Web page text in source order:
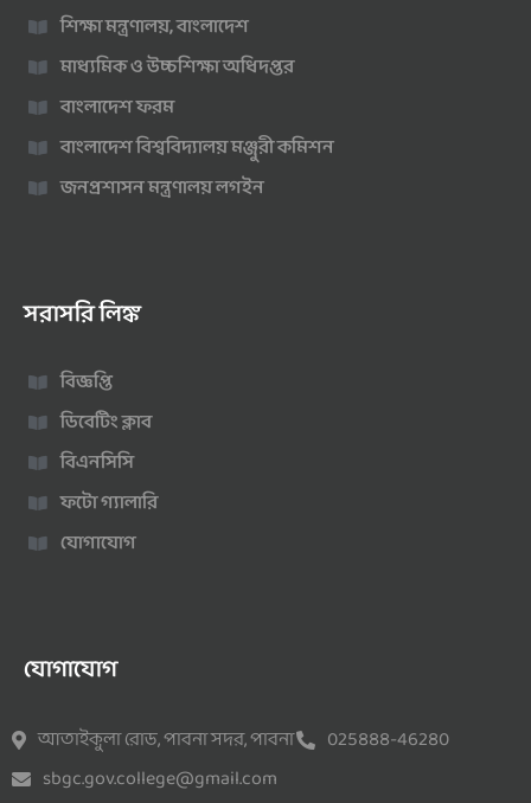
শিক্ষা মন্ত্রণালয়, বাংলাদেশ
মাধ্যমিক ও উচ্চশিক্ষা অধিদপ্তর
বাংলাদেশ ফরম
বাংলাদেশ বিশ্ববিদ্যালয় মঞ্জুরী কমিশন
জনপ্রশাসন মন্ত্রণালয় লগইন
সরাসরি লিঙ্ক
বিজ্ঞপ্তি
ডিবেটিং ক্লাব
বিএনসিসি
ফটো গ্যালারি
যোগাযোগ
যোগাযোগ
আতাইকুলা রোড, পাবনা সদর, পাবনা
025888-46280
sbgc.gov.college@gmail.com